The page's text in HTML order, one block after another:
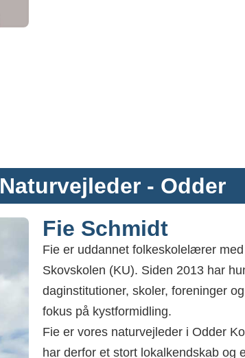
Naturvejleder - Odder
Fie Schmidt
Fie er uddannet folkeskolelærer
Skovskolen (KU). Siden 2013 har
daginstitutioner, skoler, foreninger
fokus på kystformidling.
Fie er vores naturvejleder i Odder
har derfor et stort lokalkendskab og